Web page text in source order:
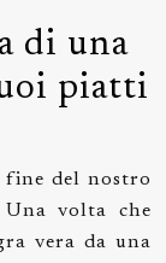
di una
piatti
fine del nostro
volta che
vera da una